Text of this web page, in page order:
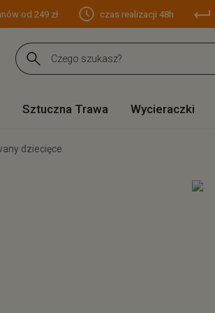
od 249 zł czas realizacji 48h
Sztuczna Trawa Wycieraczki
dziecięce